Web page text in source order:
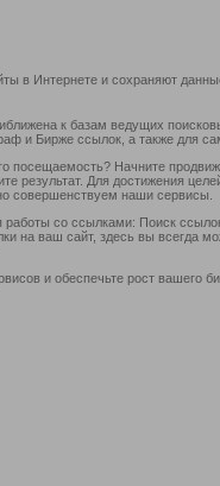
в Интернете и сохраняют
к базам ведущих
и Бирже ссылок, а также для
посещаемость? Начните
результат. Для достижения
совершенствуем наши сервисы.
со ссылками: Поиск
на ваш сайт, здесь вы всегда
и обеспечьте рост вашего